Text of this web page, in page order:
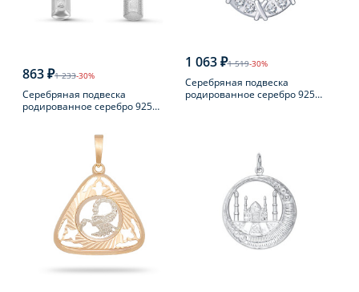
863 ₽1 233-30%
Серебряная подвеска
родированное серебро 925
1 063 ₽1 519-30%
Серебряная подвеска
родированное серебро 925